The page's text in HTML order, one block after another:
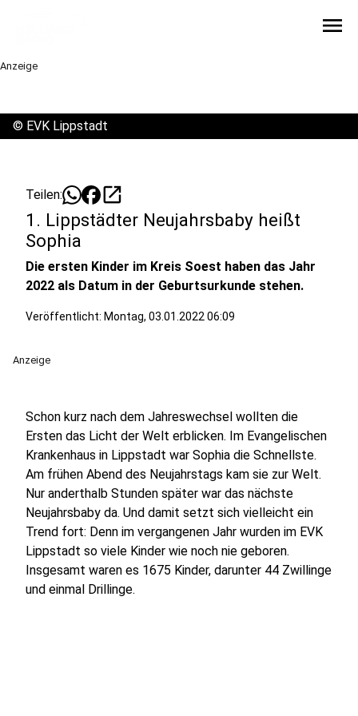
menu
Anzeige
© EVK Lippstadt
Teilen: open_in_new
1. Lippstädter Neujahrsbaby heißt
Sophia
Die ersten Kinder im Kreis Soest haben das Jahr
2022 als Datum in der Geburtsurkunde stehen.
Veröffentlicht: Montag, 03.01.2022 06:09
Anzeige
Schon kurz nach dem Jahreswechsel wollten die
Ersten das Licht der Welt erblicken. Im Evangelischen
Krankenhaus in Lippstadt war Sophia die Schnellste.
Am frühen Abend des Neujahrstags kam sie zur Welt.
Nur anderthalb Stunden später war das nächste
Neujahrsbaby da. Und damit setzt sich vielleicht ein
Trend fort: Denn im vergangenen Jahr wurden im EVK
Lippstadt so viele Kinder wie noch nie geboren.
Insgesamt waren es 1675 Kinder, darunter 44 Zwillinge
und einmal Drillinge.